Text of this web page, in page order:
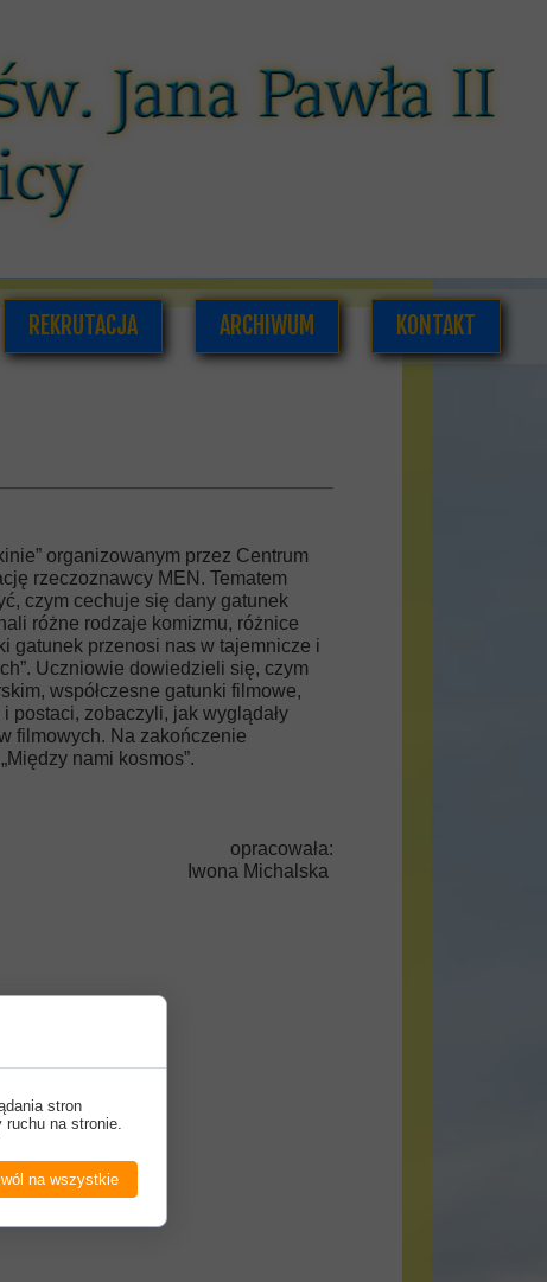
organizowanym przez Centrum
rzeczoznawcy MEN. Tematem
czym cechuje się dany gatunek
różne rodzaje komizmu, różnice
gatunek przenosi nas w tajemnicze i
Uczniowie dowiedzieli się, czym
współczesne gatunki filmowe,
postaci, zobaczyli, jak wyglądały
filmowych. Na zakończenie
nami kosmos”.
opracowała:
Iwona Michalska
REKRUTACJA ARCHIWUM KONTAKT
stron
ruchu na stronie.
na wszystkie